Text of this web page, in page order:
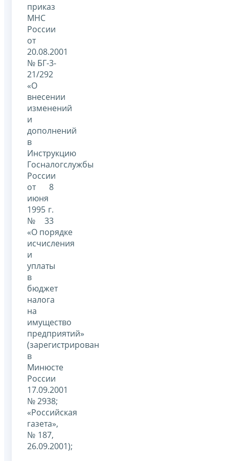
приказ
МНС
России
от
20.08.2001
№ БГ-3-
21/292
«О
внесении
изменений
и
дополнений
в
Инструкцию
Госналогслужбы
России
от 8
июня
1995 г.
№ 33
«О порядке
исчисления
и
уплаты
в
бюджет
налога
на
имущество
предприятий»
(зарегистрирован
в
Минюсте
России
17.09.2001
№ 2938;
«Российская
газета»,
№ 187,
26.09.2001);